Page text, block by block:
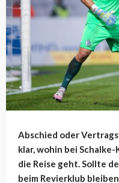
Abschied oder
klar, wohin bei
die Reise geht. Sollte
beim Revierklub